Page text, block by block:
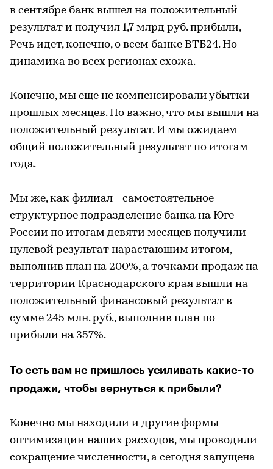
в сентябре банк вышел на положительный
результат и получил 1,7 млрд руб. прибыли,
Речь идет, конечно, о всем банке ВТБ24. Но
динамика во всех регионах схожа.
Конечно, мы еще не компенсировали убытки
прошлых месяцев. Но важно, что мы вышли на
положительный результат. И мы ожидаем
общий положительный результат по итогам
года.
Мы же, как филиал - самостоятельное
структурное подразделение банка на Юге
России по итогам девяти месяцев получили
нулевой результат нарастающим итогом,
выполнив план на 200%, а точками продаж на
территории Краснодарского края вышли на
положительный финансовый результат в
сумме 245 млн. руб., выполнив план по
прибыли на 357%.
То есть вам не пришлось усиливать какие-то
продажи, чтобы вернуться к прибыли?
Конечно мы находили и другие формы
оптимизации наших расходов, мы проводили
сокращение численности, а сегодня запущена